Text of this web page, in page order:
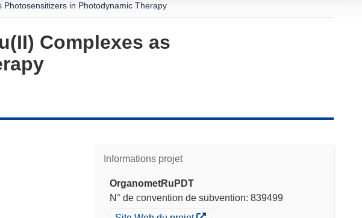
in Photodynamic Therapy
Complexes as
Informations projet
OrganometRuPDT
N° de convention de subvention: 839499